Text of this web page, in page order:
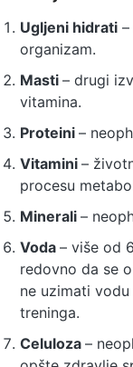
Ugljeni hidrati
organizam.
Masti – drugi
vitamina.
Proteini –
Vitamini –
procesu
Minerali –
Voda – više od
redovno da se
ne uzimati
treninga.
Celuloza –